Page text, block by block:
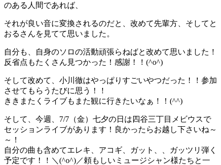
のある人間であれば、
それが良い音に変換されるのだと、改めて先輩方、そしてと
おるさんを見てて思いました。
自分も、自身のソロの活動頑張らねばと改めて思いました！
反省点もたくさん見つかった！感謝！！(^o^)
そして改めて、小川徹はやっぱりすごいやつだった！！参加
させてもらうたびに思う！！
ききまたくライブもまた観に行きたいなぁ！！(^^)
そして、今週、7/7（金）七夕の日は四谷三丁目メビウスで
セッションライブがあります！良かったらお越し下さいね～
～！
自分の曲も含めてエレキ、アコギ、ガット、、ガッツリ弾く
予定です！！＼(^o^)／頼もしいミュージシャン様たちと一